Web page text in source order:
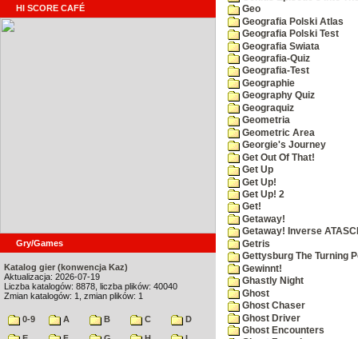
HI SCORE CAFÉ
Gry/Games
Katalog gier (konwencja Kaz)
Aktualizacja: 2026-07-19
Liczba katalogów: 8878, liczba plików: 40040
Zmian katalogów: 1, zmian plików: 1
0-9 A B C
D
Geo
Geografia Polski Atlas
Geografia Polski Test
Geografia Swiata
Geografia-Quiz
Geografia-Test
Geographie
Geography Quiz
Geograquiz
Geometria
Geometric Area
Georgie's Journey
Get Out Of That!
Get Up
Get Up!
Get Up! 2
Get!
Getaway!
Getaway! Inverse
Getris
Gettysburg The Turning
Gewinnt!
Ghastly Night
Ghost
Ghost Chaser
Ghost Driver
Ghost Encounters